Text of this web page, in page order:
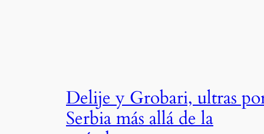
Delije y Grobari, ultras
Serbia más allá de la